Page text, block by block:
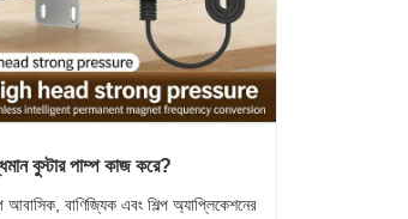
বুস্টার পাম্প কাজ করে?
আবাসিক, বাণিজ্যিক এবং শিল্প অ্যাপ্লিকেশনের